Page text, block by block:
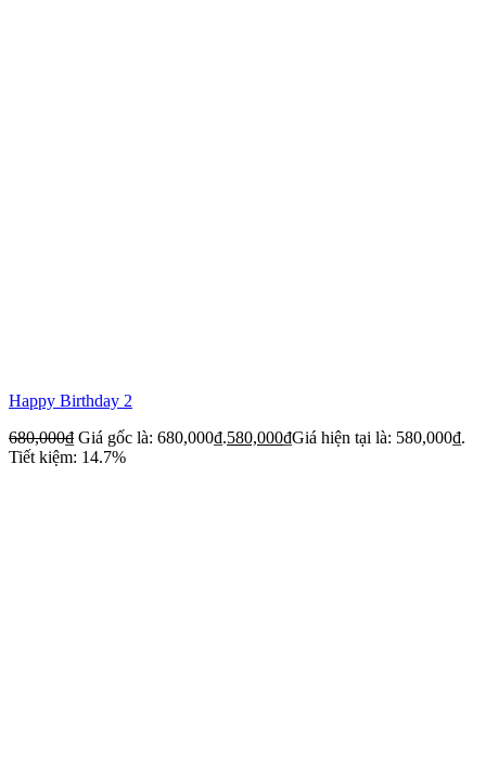
Happy Birthday 2
680,000₫ Giá gốc là: 680,000₫.580,000₫Giá hiện tại là: 580,000₫.
Tiết kiệm: 14.7%